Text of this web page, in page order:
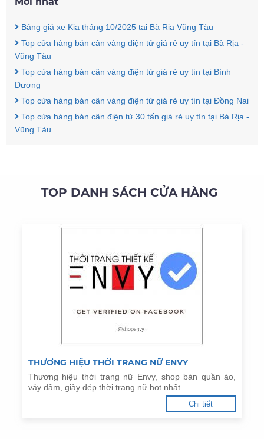
Bảng giá xe Kia tháng 10/2025 tại Bà Rịa Vũng Tàu
Top cửa hàng bán cân vàng điện tử giá rẻ uy tín tại Bà Rịa -
Vũng Tàu
Top cửa hàng bán cân vàng điện tử giá rẻ uy tín tại Bình
Dương
Top cửa hàng bán cân vàng điện tử giá rẻ uy tín tại Đồng Nai
Top cửa hàng bán cân điện tử 30 tấn giá rẻ uy tín tại Bà Rịa -
Vũng Tàu
TOP DANH SÁCH CỬA HÀNG
THƯƠNG HIỆU THỜI TRANG NỮ ENVY
Thương hiệu thời trang nữ Envy, shop bán quần áo,
váy đầm, giày dép thời trang nữ hot nhất
Chi tiết